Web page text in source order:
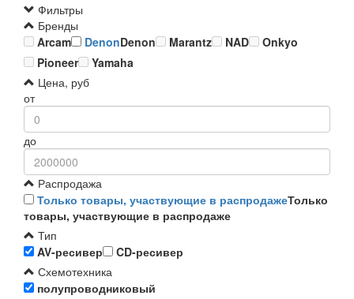
Фильтры
Бренды
Arcam
DenonDenon Marantz NAD
Onkyo
Pioneer
Yamaha
Цена, руб
от
до
Распродажа
Только товары, участвующие в распродажеТолько
товары, участвующие в распродаже
Тип
AV-ресивер
CD-ресивер
Схемотехника
полупроводниковый